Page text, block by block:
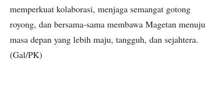
memperkuat kolaborasi, menjaga semangat gotong
royong, dan bersama-sama membawa Magetan menuju
masa depan yang lebih maju, tangguh, dan sejahtera.
(Gal/PK)